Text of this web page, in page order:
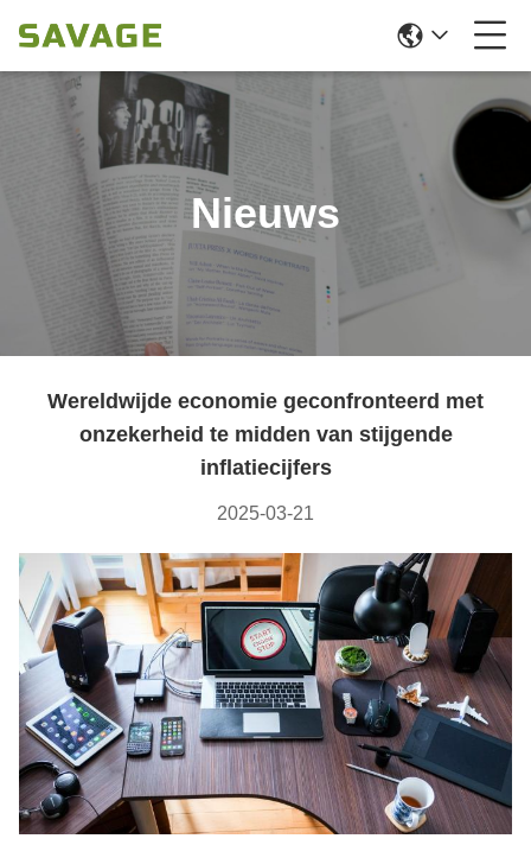
Nieuws
Wereldwijde economie geconfronteerd met
onzekerheid te midden van stijgende
inflatiecijfers
2025-03-21